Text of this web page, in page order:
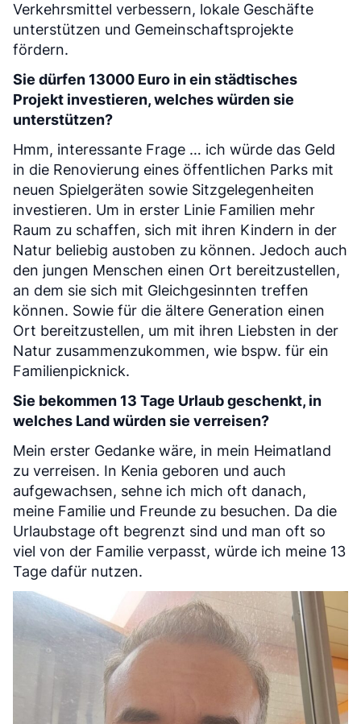
Verkehrsmittel verbessern, lokale Geschäfte
unterstützen und Gemeinschaftsprojekte
fördern.
Sie dürfen 13000 Euro in ein städtisches
Projekt investieren, welches würden sie
unterstützen?
Hmm, interessante Frage … ich würde das Geld
in die Renovierung eines öffentlichen Parks mit
neuen Spielgeräten sowie Sitzgelegenheiten
investieren. Um in erster Linie Familien mehr
Raum zu schaffen, sich mit ihren Kindern in der
Natur beliebig austoben zu können. Jedoch auch
den jungen Menschen einen Ort bereitzustellen,
an dem sie sich mit Gleichgesinnten treffen
können. Sowie für die ältere Generation einen
Ort bereitzustellen, um mit ihren Liebsten in der
Natur zusammenzukommen, wie bspw. für ein
Familienpicknick.
Sie bekommen 13 Tage Urlaub geschenkt, in
welches Land würden sie verreisen?
Mein erster Gedanke wäre, in mein Heimatland
zu verreisen. In Kenia geboren und auch
aufgewachsen, sehne ich mich oft danach,
meine Familie und Freunde zu besuchen. Da die
Urlaubstage oft begrenzt sind und man oft so
viel von der Familie verpasst, würde ich meine 13
Tage dafür nutzen.